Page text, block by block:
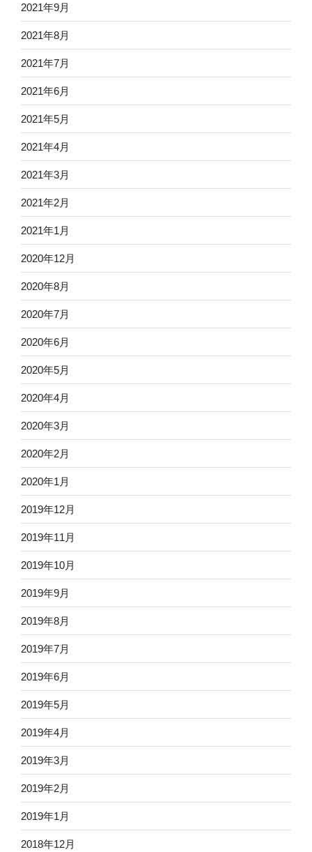
2021年9月
2021年8月
2021年7月
2021年6月
2021年5月
2021年4月
2021年3月
2021年2月
2021年1月
2020年12月
2020年8月
2020年7月
2020年6月
2020年5月
2020年4月
2020年3月
2020年2月
2020年1月
2019年12月
2019年11月
2019年10月
2019年9月
2019年8月
2019年7月
2019年6月
2019年5月
2019年4月
2019年3月
2019年2月
2019年1月
2018年12月